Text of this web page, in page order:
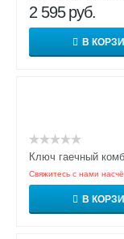
2 595 руб.
В
Ключ гаечный
Свяжитесь с нами
В